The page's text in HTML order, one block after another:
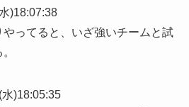
)18:07:38
ってると、いざ強いチームと試
)18:05:35